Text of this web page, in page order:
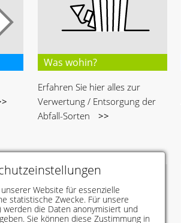
Was wohin?
Erfahren Sie hier alles zur
Verwertung / Entsorgung der
Abfall-Sorten
>>
Website für essenzielle
statistische Zwecke. Für unsere
die Daten anonymisiert und
Sie können diese Zustimmung in